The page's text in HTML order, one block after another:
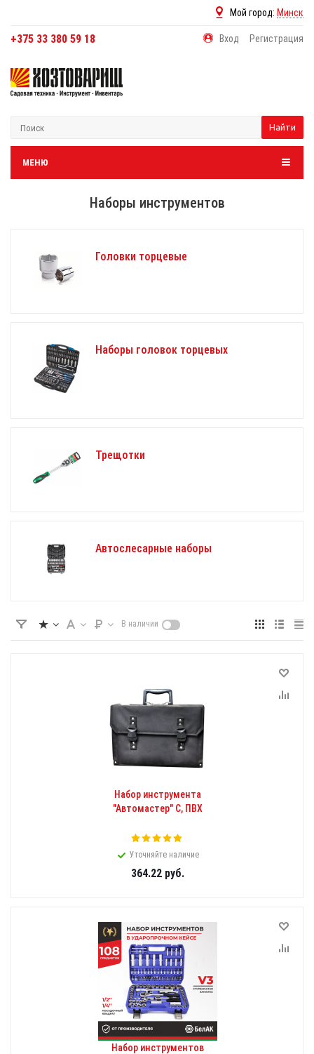
Мой город: Минск
+375 33 380 59 18 Вход Регистрация
Найти
МЕНЮ
Наборы инструментов
Головки торцевые
Наборы головок торцевых
Трещотки
Автослесарные наборы
В наличии
Набор инструмента
"Автомастер" С, ПВХ
Уточняйте наличие
364.22руб.
Набор инструментов